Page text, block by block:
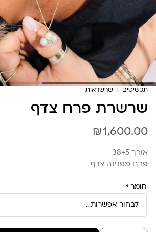
תכשיטים שרשראות
שרשרת פרח צדף
₪1,600.00
אורך 38+5
פרח מפנינה צדף
חומר*